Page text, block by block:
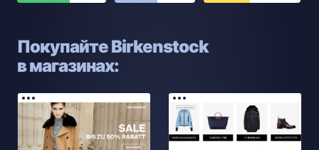
Покупайте Birkenstock
в магазинах: